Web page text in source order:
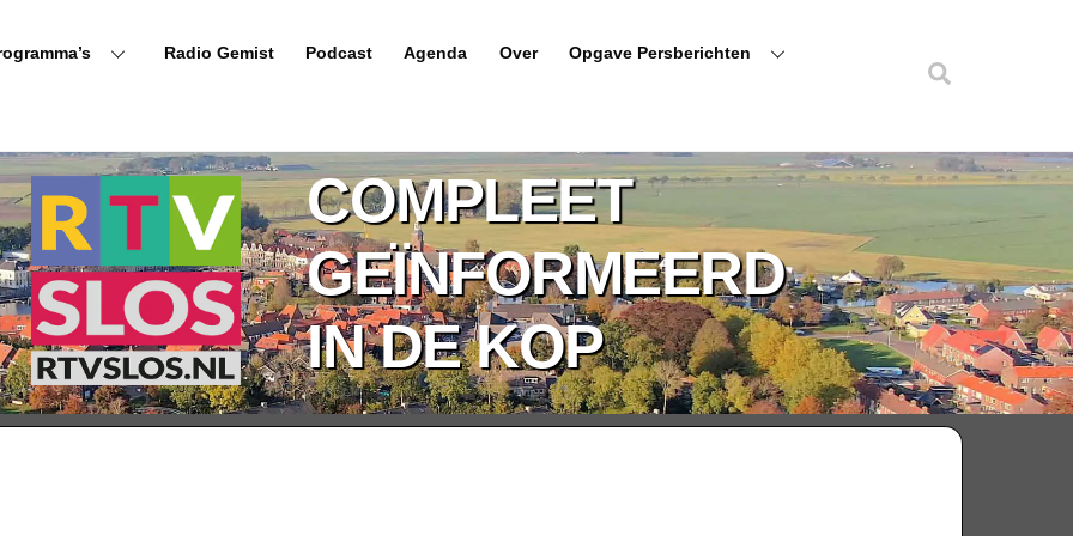
Radio Gemist Podcast Agenda Over Opgave Persberichten
COMPLEET
GEÏNFORMEERD
IN DE KOP